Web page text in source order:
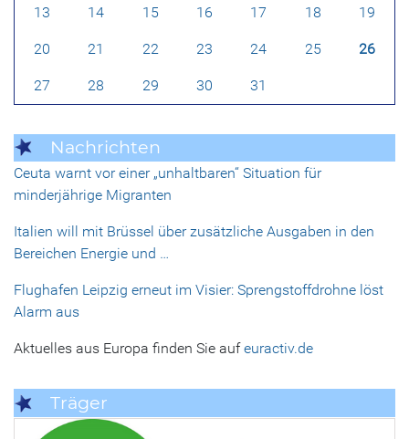
13 14 15 16 17 18 19
20 21 22 23 24 25 26
27 28 29 30 31
Nachrichten
Ceuta warnt vor einer „unhaltbaren“ Situation für
minderjährige Migranten
Italien will mit Brüssel über zusätzliche Ausgaben in den
Bereichen Energie und …
Flughafen Leipzig erneut im Visier: Sprengstoffdrohne löst
Alarm aus
Aktuelles aus Europa finden Sie aufeuractiv.de
Träger